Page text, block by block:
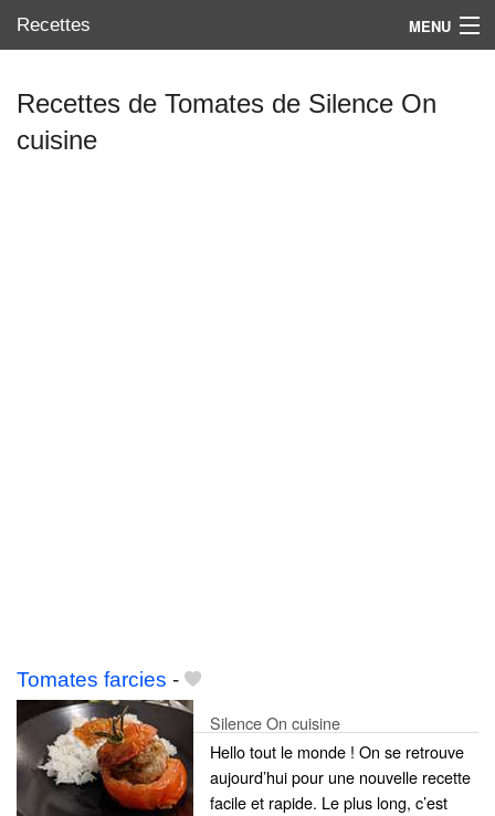
Recettes MENU
Mes blogs préférés
Recettes de Tomates de Silence On
cuisine
Tomates farcies -
Silence On cuisine
Hello tout le monde ! On se retrouve
aujourd’hui pour une nouvelle recette
facile et rapide. Le plus long, c’est